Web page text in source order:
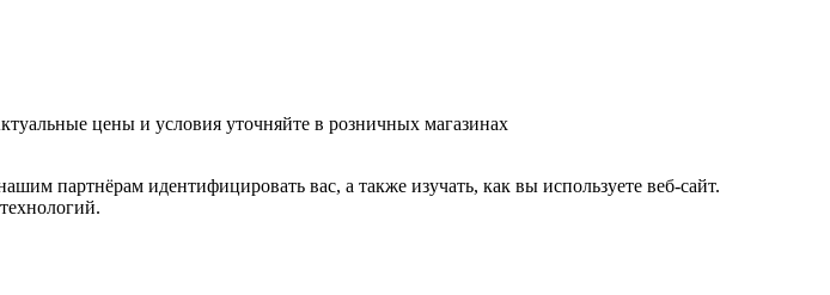
цены и условия уточняйте в розничных магазинах
партнёрам идентифицировать вас, а также изучать, как вы используете веб-сайт.